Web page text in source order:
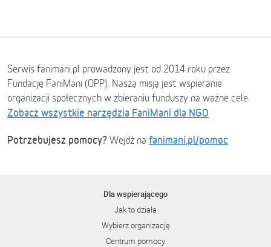
Serwis fanimani.pl prowadzony jest od 2014 roku przez
Fundację FaniMani (OPP). Naszą misją jest wspieranie
organizacji społecznych w zbieraniu funduszy na ważne cele.
Zobacz wszystkie narzędzia FaniMani dla NGO
Potrzebujesz pomocy? Wejdź na fanimani.pl/pomoc
Dla wspierającego
Jak to działa
Wybierz organizację
Centrum pomocy